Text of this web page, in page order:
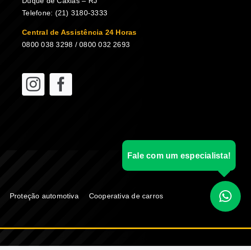
Telefone: (21) 3180-3333
Central de Assistência 24 Horas
0800 038 3298 / 0800 032 2693
Proteção automotiva Cooperativa de carros
Fale com um especialista!